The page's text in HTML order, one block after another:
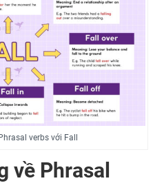
verbs với Fall
về Phrasal